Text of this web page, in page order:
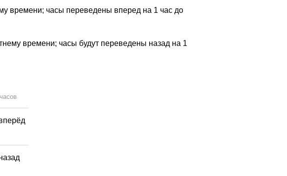
времени; часы переведены вперед на 1 час до
времени; часы будут переведены назад на 1